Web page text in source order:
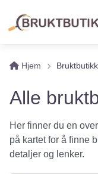
Hjem
Alle
Her finner du en
på kartet for å finne
detaljer og lenker.